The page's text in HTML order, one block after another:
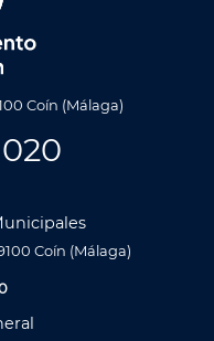
Coín (Málaga)
Coín (Málaga)